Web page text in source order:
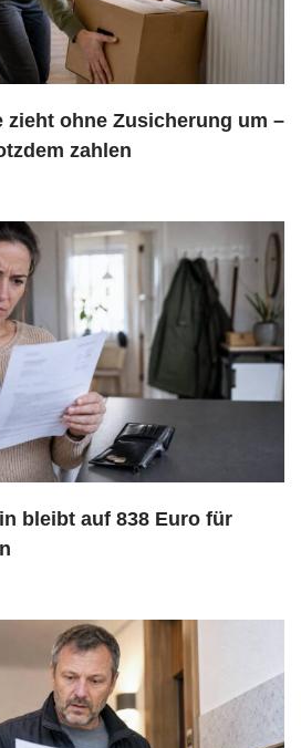
zieht ohne Zusicherung um –
zahlen
bleibt auf 838 Euro für